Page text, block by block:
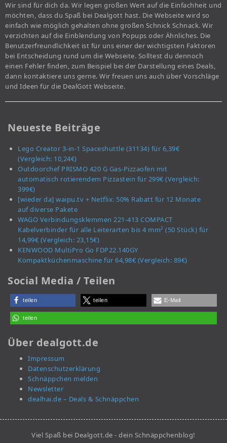
Wir sind für dich da. Wir legen großen Wert auf die Einfachheit und
möchten, dass du Spaß bei Dealgott hast. Die Webseite wird so
einfach wie möglich gehalten ohne großen Schnick Schnack. Wir
verzichten auf die Einblendung von Popups oder Ähnliches. Die
Benutzerfreundlichkeit ist für uns einer der wichtigsten Faktoren
bei Entscheidung rund um die Webseite. Solltest du dennoch
einen Fehler finden, zum Beispiel bei der Darstellung eines Deals,
dann kontaktiere uns gerne. Wir freuen uns auch über Vorschläge
und Ideen für die DealGott Webseite.
Neueste Beiträge
Lego Creator 3-in-1 Spaceshuttle (31134) für 6,39€
(Vergleich: 10,24€)
Outdoorchef PRISMO 420 G Gas-Pizzaofen mit
automatisch rotierendem Pizzastein für 299€ (Vergleich:
399€)
[wieder da] waipu.tv + Netflix: 50% Rabatt für 12 Monate
auf diverse Pakete
WAGO Verbindungsklemmen 221-413 COMPACT
Kabelverbinder für alle Leiterarten bis 4 mm² (50 Stück) für
14,99€ (Vergleich: 23,15€)
KENWOOD MultiPro Go FDP22.140GY
Kompaktküchenmaschine für 64,98€ (Vergleich: 89€)
Social Media / Teilen
teilen teilen E-Mail
teilen
Über dealgott.de
Impressum
Datenschutzerklärung
Schnäppchen melden
Newsletter
dealhai.de – Deals & Schnäppchen
Viel Spaß bei Dealgott.de - dein Schnäppchenblog!